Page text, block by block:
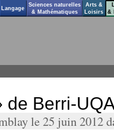
de Berri-
le 25 juin 2012
Langage
Sciences naturelles
& Mathématiques
Arts &
Loisirs
&